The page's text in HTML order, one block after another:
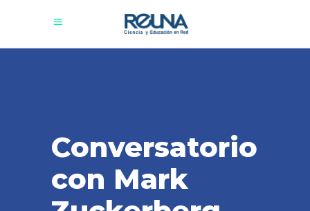
Conversatorio
con Mark